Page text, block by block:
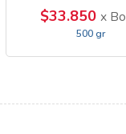
$33.850 x
500 gr